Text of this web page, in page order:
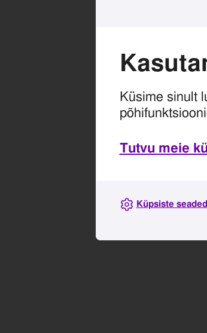
Küsime sinult
Tutvu meie
Küpsiste seaded